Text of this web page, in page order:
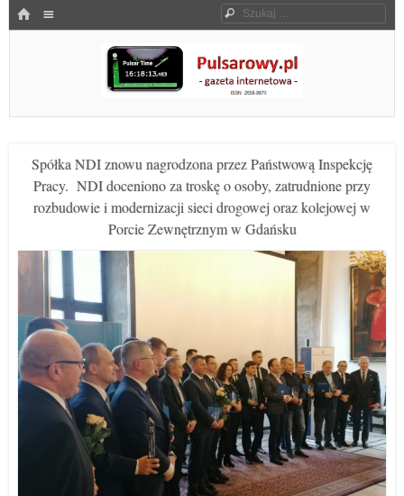
HOME Szukaj
Pulsarowy.pl
Spółka NDI znowu nagrodzona przez Państwową Inspekcję
Pracy. NDI doceniono za troskę o osoby, zatrudnione przy
rozbudowie i modernizacji sieci drogowej oraz kolejowej w
Porcie Zewnętrznym w Gdańsku